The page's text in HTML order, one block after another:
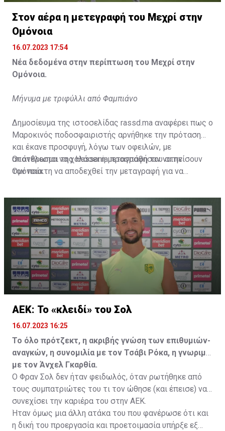
Στον αέρα η μετεγραφή του Μεχρί στην
Ομόνοια
16.07.2023 17:54
Νέα δεδομένα στην περίπτωση του Μεχρί στην
Ομόνοια.
Μήνυμα με τριφύλλι από Φαμπιάνο
Δημοσίευμα της ιστοσελίδας rassd.ma αναφέρει πως ο
Μαροκινός ποδοσφαιριστής αρνήθηκε την πρόταση
και έκανε προσφυγή, λόγω των οφειλών, με
αποτέλεσμα να χαλάσει η μεταγραφή του στην
Ομόνοια.
Οι άνθρωποι της Hassania προσπάθησαν να πείσουν
τον παίκτη να αποδεχθεί την μεταγραφή για να
μετακίνησή του, αλλά ο παίκτης αρνήθηκε και επέμεινε
να λύσει το συμβόλαιό του, ώστε να μετακομίσει
ελεύθερα σε οποιαδήποτε νέα ομάδα το τρέχον
καλοκαίρι.
ΑΕΚ: Το «κλειδί» του Σολ
16.07.2023 16:25
Το όλο πρότζεκτ, η ακριβής γνώση των επιθυμιών-
αναγκών, η συνομιλία με τον Τσάβι Ρόκα, η γνωριμία
με τον Άνχελ Γκαρθία.
Ο Φραν Σολ δεν ήταν φειδωλός, όταν ρωτήθηκε από
τους συμπατριώτες του τι τον ώθησε (και έπεισε) να
συνεχίσει την καριέρα του στην ΑΕΚ.
Ήταν όμως μια άλλη ατάκα του που φανέρωσε ότι και
η δική του προεργασία και προετοιμασία υπήρξε εξ